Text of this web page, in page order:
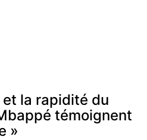
la rapidité du
témoignent
»